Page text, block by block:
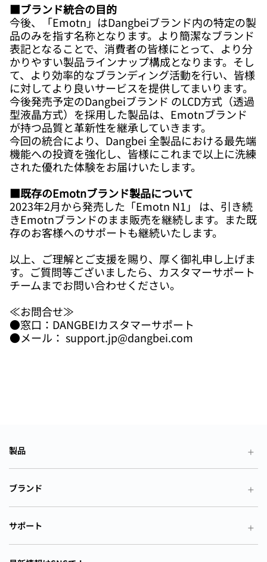
■ブランド統合の目的
今後、「Emotn」はDangbeiブランド内の特定の製
品のみを指す名称となります。より簡潔なブランド
表記となることで、消費者の皆様にとって、より分
かりやすい製品ラインナップ構成となります。そし
て、より効率的なブランディング活動を行い、皆様
に対してより良いサービスを提供してまいります。
今後発売予定のDangbeiブランド のLCD方式（透過
型液晶方式）を採用した製品は、Emotnブランド
が持つ品質と革新性を継承していきます。
今回の統合により、Dangbei 全製品における最先端
機能への投資を強化し、皆様にこれまで以上に洗練
された優れた体験をお届けいたします。
■既存のEmotnブランド製品について
2023年2月から発売した「Emotn N1」 は、引き続
きEmotnブランドのまま販売を継続します。また既
存のお客様へのサポートも継続いたします。
以上、ご理解とご支援を賜り、厚く御礼申し上げま
す。ご質問等ございましたら、カスタマーサポート
チームまでお問い合わせください。
≪お問合せ≫
●窓口：DANGBEIカスタマーサポート
●メール： support.jp@dangbei.com
製品
ブランド
サポート